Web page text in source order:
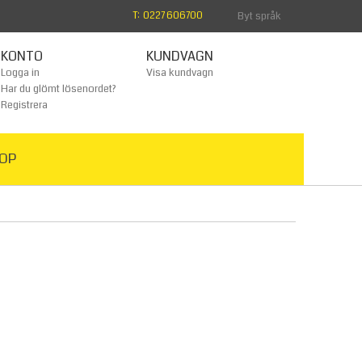
Byt språk
T: 0227 606700
KONTO
Logga in
Har du glömt lösenordet?
Registrera
KUNDVAGN
Visa kundvagn